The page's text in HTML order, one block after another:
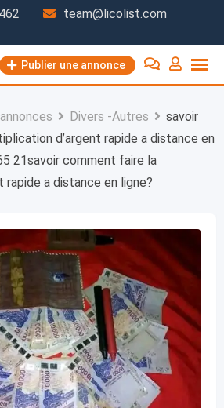
team@licolist.com
Publier une annonce
Divers -Autres
savoir
d’argent rapide a distance en
21savoir comment faire la
rapide a distance en ligne?